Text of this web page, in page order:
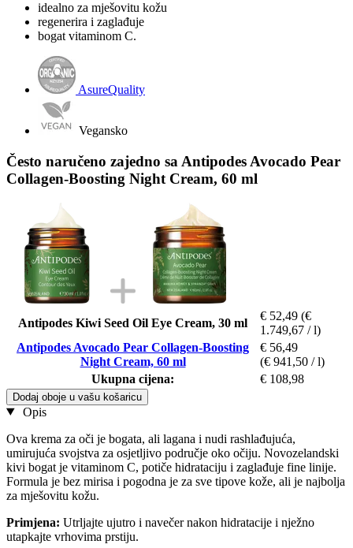
idealno za mješovitu kožu
regenerira i zaglađuje
bogat vitaminom C.
AsureQuality
Vegansko
Često naručeno zajedno sa Antipodes Avocado Pear
Collagen-Boosting Night Cream, 60 ml
Antipodes Kiwi Seed Oil Eye Cream, 30 ml
€ 52,49 (€
1.749,67 / l)
Antipodes Avocado Pear Collagen-Boosting
Night Cream, 60 ml
€ 56,49
(€ 941,50 / l)
Ukupna cijena:
€ 108,98
Dodaj oboje u vašu košaricu
Opis
Ova krema za oči je bogata, ali lagana i nudi rashlađujuća,
umirujuća svojstva za osjetljivo područje oko očiju. Novozelandski
kivi bogat je vitaminom C, potiče hidrataciju i zaglađuje fine linije.
Formula je bez mirisa i pogodna je za sve tipove kože, ali je najbolja
za mješovitu kožu.
Primjena: Utrljajte ujutro i navečer nakon hidratacije i nježno
utapkajte vrhovima prstiju.